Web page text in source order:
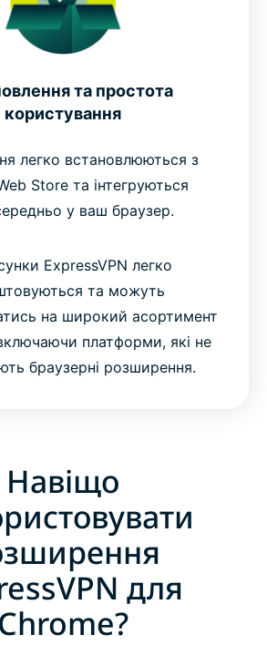
та простота
користування
легко встановлюються з
Store та інтегруються
у ваш браузер.
ExpressVPN легко
та можуть
на широкий асортимент
платформи, які не
браузерні розширення.
Навіщо
для
Chrome?